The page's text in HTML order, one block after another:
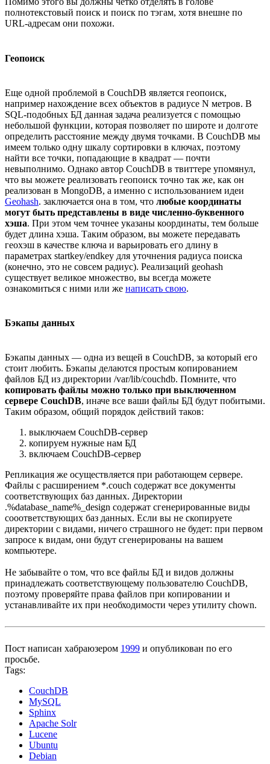
полнотекстовый поиск и поиск по тэгам, хотя внешне по
URL-адресам они похожи.
Геопоиск
Еще одной проблемой в CouchDB является геопоиск,
например нахождение всех объектов в радиусе N метров. В
SQL-подобных БД данная задача реализуется с помощью
небольшой функции, которая позволяет по широте и долготе
определить расстояние между двумя точками. В CouchDB мы
имеем только одну шкалу сортировки в ключах, поэтому
найти все точки, попадающие в квадрат — почти
невыполнимо. Однако автор CouchDB в твиттере упомянул,
что вы можете реализовать геопоиск точно так же, как он
реализован в MongoDB, а именно с использованием идеи
Geohash. заключается она в том, что любые координаты
могут быть представлены в виде численно-буквенного
хэша. При этом чем точнее указаны координаты, тем больше
будет длина хэша. Таким образом, вы можете передавать
геохэш в качестве ключа и варьировать его длину в
параметрах startkey/endkey для уточнения радиуса поиска
(конечно, это не совсем радиус). Реализаций geohash
существует великое множество, вы всегда можете
ознакомиться с ними или же написать свою.
Бэкапы данных
Бэкапы данных — одна из вещей в CouchDB, за который его
стоит любить. Бэкапы делаются простым копированием
файлов БД из директории /var/lib/couchdb. Помните, что
копировать файлы можно только при выключенном
сервере CouchDB, иначе все ваши файлы БД будут побитыми.
Таким образом, общий порядок действий таков:
выключаем CouchDB-сервер
копируем нужные нам БД
включаем CouchDB-сервер
Репликация же осуществляется при работающем сервере.
Файлы с расширением *.couch содержат все документы
соответствующих баз данных. Директории
.%database_name%_design содержат сгенерированные виды
сооответствующих баз данных. Если вы не скопируете
директории с видами, ничего страшного не будет: при первом
запросе к видам, они будут сгенерированы на вашем
компьютере.
Не забывайте о том, что все файлы БД и видов должны
принадлежать соответствующему пользователю CouchDB,
поэтому проверяйте права файлов при копировании и
устанавливайте их при необходимости через утилиту chown.
Пост написан хабраюзером 1999 и опубликован по его
просьбе.
Tags:
CouchDB
MySQL
Sphinx
Apache Solr
Lucene
Ubuntu
Debian